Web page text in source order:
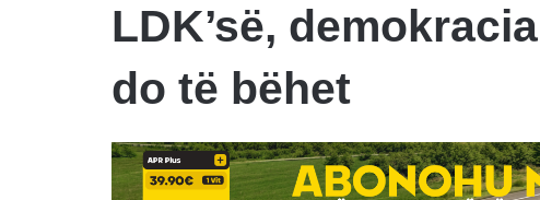
LDK’së,
do të bëhet